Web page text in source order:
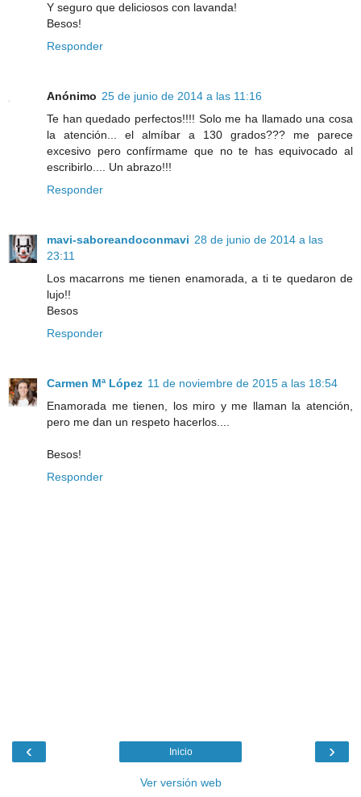
Y seguro que deliciosos con lavanda!
Besos!
Responder
Anónimo 25 de junio de 2014 a las 11:16
Te han quedado perfectos!!!! Solo me ha llamado una cosa
la atención... el almíbar a 130 grados??? me parece
excesivo pero confírmame que no te has equivocado al
escribirlo.... Un abrazo!!!
Responder
mavi-saboreandoconmavi 28 de junio de 2014 a las
23:11
Los macarrons me tienen enamorada, a ti te quedaron de
lujo!!
Besos
Responder
Carmen Mª López 11 de noviembre de 2015 a las 18:54
Enamorada me tienen, los miro y me llaman la atención,
pero me dan un respeto hacerlos....
Besos!
Responder
‹ ›
Inicio
Ver versión web